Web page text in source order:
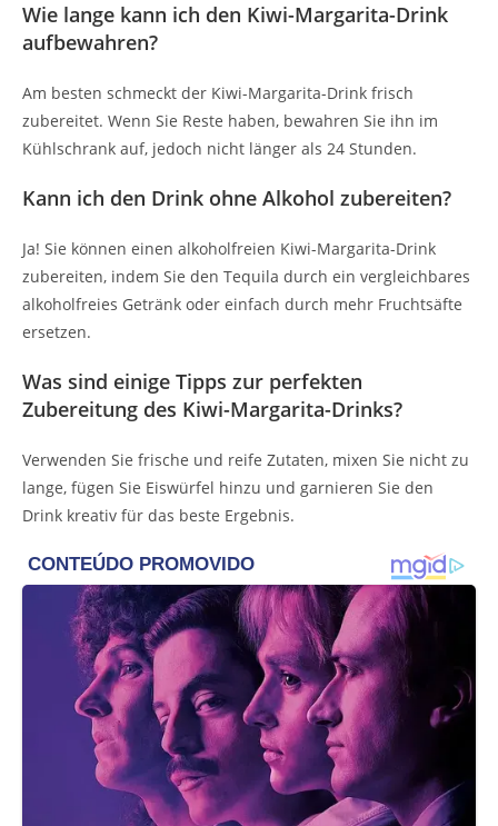
Wie lange kann ich den Kiwi-Margarita-Drink
aufbewahren?
Am besten schmeckt der Kiwi-Margarita-Drink frisch
zubereitet. Wenn Sie Reste haben, bewahren Sie ihn im
Kühlschrank auf, jedoch nicht länger als 24 Stunden.
Kann ich den Drink ohne Alkohol zubereiten?
Ja! Sie können einen alkoholfreien Kiwi-Margarita-Drink
zubereiten, indem Sie den Tequila durch ein vergleichbares
alkoholfreies Getränk oder einfach durch mehr Fruchtsäfte
ersetzen.
Was sind einige Tipps zur perfekten
Zubereitung des Kiwi-Margarita-Drinks?
Verwenden Sie frische und reife Zutaten, mixen Sie nicht zu
lange, fügen Sie Eiswürfel hinzu und garnieren Sie den
Drink kreativ für das beste Ergebnis.